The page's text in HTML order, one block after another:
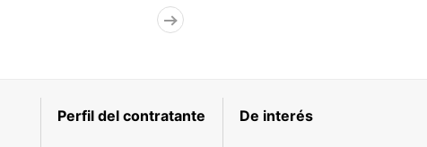
Perfil del contratante De interés